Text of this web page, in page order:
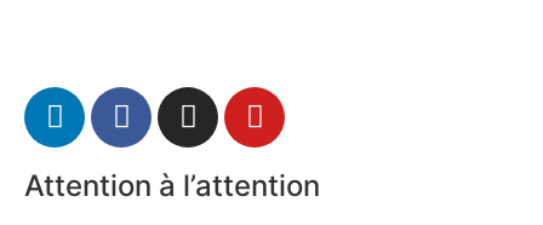
Attention à l’attention